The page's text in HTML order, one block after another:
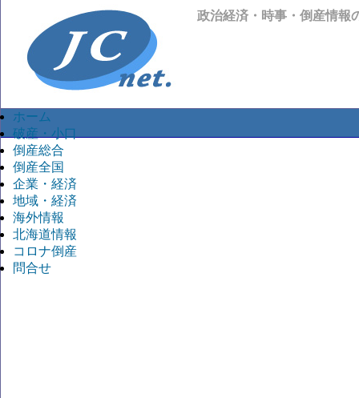
政治経済・時事・倒産情報
ホーム
破産・小口
倒産総合
倒産全国
企業・経済
地域・経済
海外情報
北海道情報
コロナ倒産
問合せ